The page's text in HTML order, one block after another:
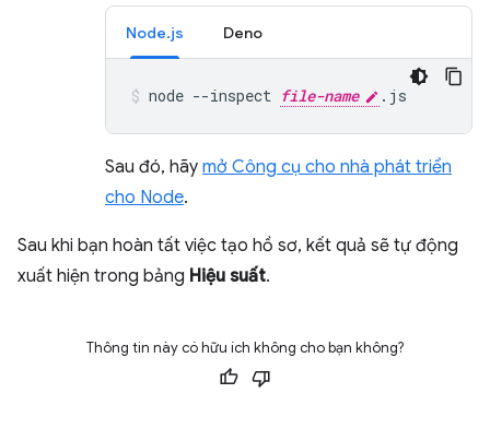
Node.js Deno
node --inspect file-name .js
Sau đó, hãy mở Công cụ cho nhà phát triển
cho Node.
Sau khi bạn hoàn tất việc tạo hồ sơ, kết quả sẽ tự động
xuất hiện trong bảng Hiệu suất.
Thông tin này có hữu ích không cho bạn không?